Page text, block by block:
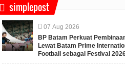
simplepost
07 Aug 2026
BP Batam Perkuat
Lewat Batam Prime
Football sebagai Festival